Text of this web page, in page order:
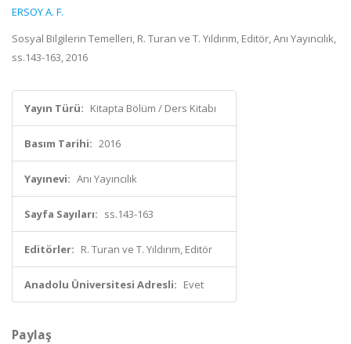
ERSOY A. F.
Sosyal Bilgilerin Temelleri, R. Turan ve T. Yıldırım, Editör, Anı Yayıncılık,
ss.143-163, 2016
Yayın Türü: Kitapta Bölüm / Ders Kitabı
Basım Tarihi: 2016
Yayınevi: Anı Yayıncılık
Sayfa Sayıları: ss.143-163
Editörler: R. Turan ve T. Yıldırım, Editör
Anadolu Üniversitesi Adresli: Evet
Paylaş